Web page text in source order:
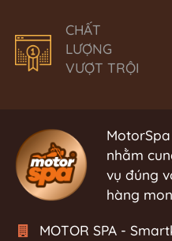
CHẤT
LƯỢNG
VƯỢT TRỘI
nhằm
vụ đúng
hàng
MOTOR SPA -